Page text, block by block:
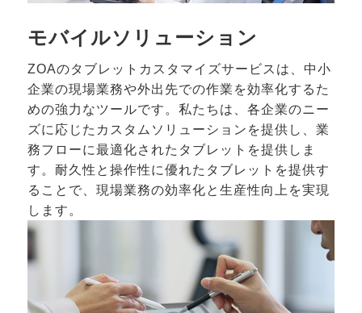
モバイルソリューション
ZOAのタブレットカスタマイズサービスは、中小
企業の現場業務や外出先での作業を効率化するた
めの強力なツールです。私たちは、各企業のニー
ズに応じたカスタムソリューションを提供し、業
務フローに最適化されたタブレットを提供しま
す。耐久性と操作性に優れたタブレットを提供す
ることで、現場業務の効率化と生産性向上を実現
します。